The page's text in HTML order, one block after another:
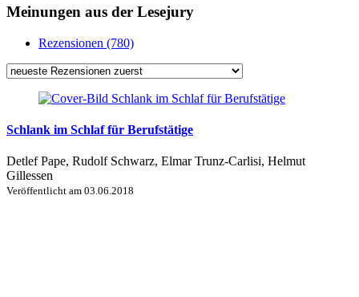
Meinungen aus der Lesejury
Rezensionen (780)
Schlank im Schlaf für Berufstätige
Detlef Pape, Rudolf Schwarz, Elmar Trunz-Carlisi, Helmut
Gillessen
Veröffentlicht am 03.06.2018